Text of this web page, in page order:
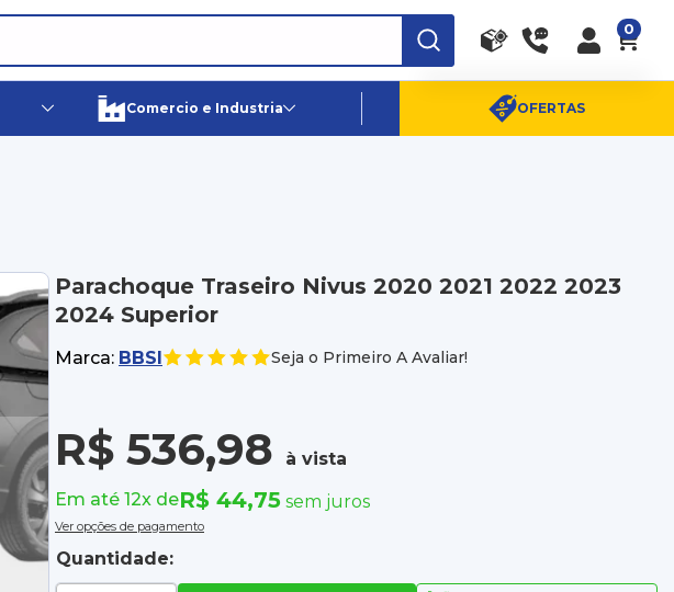
Canais de Atendimento
(11) 96359-6656
SAC:(11) 4003-0880
0
Comercio e Industria OFERTAS
Parachoque Traseiro Nivus 2020 2021 2022 2023
2024 Superior
Marca: BBSI Seja o Primeiro A Avaliar!
R$ 536,98
à vista
Em até 12x deR$ 44,75 sem juros
Ver opções de pagamento
Quantidade: